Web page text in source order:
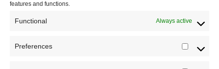
features and functions.
Functional Always active
Preferences
Misija sajta Sve o arheologiji